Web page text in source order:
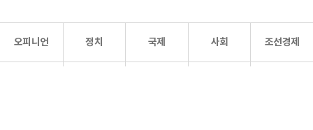
오피니언 정치 국제 사회 조선경제